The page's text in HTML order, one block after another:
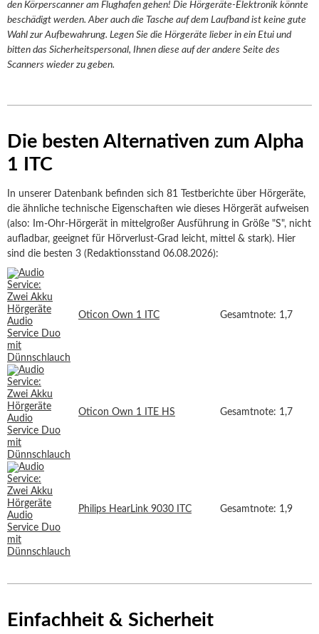
den Körperscanner am Flughafen gehen! Die Hörgeräte-Elektronik könnte
beschädigt werden. Aber auch die Tasche auf dem Laufband ist keine gute
Wahl zur Aufbewahrung. Legen Sie die Hörgeräte lieber in ein Etui und
bitten das Sicherheitspersonal, Ihnen diese auf der andere Seite des
Scanners wieder zu geben.
Die besten Alternativen zum Alpha
1 ITC
In unserer Datenbank befinden sich 81 Testberichte über Hörgeräte,
die ähnliche technische Eigenschaften wie dieses Hörgerät aufweisen
(also: Im-Ohr-Hörgerät in mittelgroßer Ausführung in Größe "S", nicht
aufladbar, geeignet für Hörverlust-Grad leicht, mittel & stark). Hier
sind die besten 3 (Redaktionsstand 06.08.2026):
Oticon Own 1 ITC Gesamtnote: 1,7
Oticon Own 1 ITE HS Gesamtnote: 1,7
Philips HearLink 9030 ITC Gesamtnote: 1,9
Einfachheit & Sicherheit